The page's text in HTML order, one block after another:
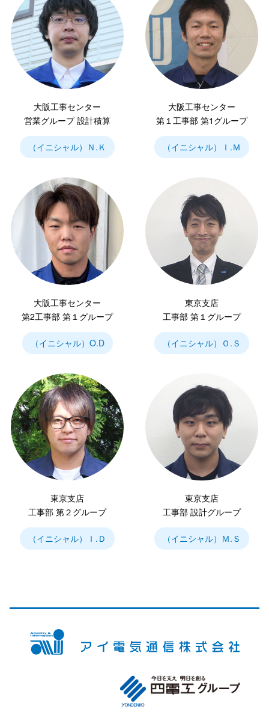
大阪工事センター
営業グループ 設計積算
（イニシャル）Ｎ.Ｋ
大阪工事センター
第１工事部 第1グループ
（イニシャル）Ｉ.Ｍ
大阪工事センター
第2工事部 第１グループ
（イニシャル）O.D
東京支店
工事部 第１グループ
（イニシャル）Ｏ.Ｓ
東京支店
工事部 第２グループ
（イニシャル）Ｉ.Ｄ
東京支店
工事部 設計グループ
（イニシャル）Ｍ.Ｓ